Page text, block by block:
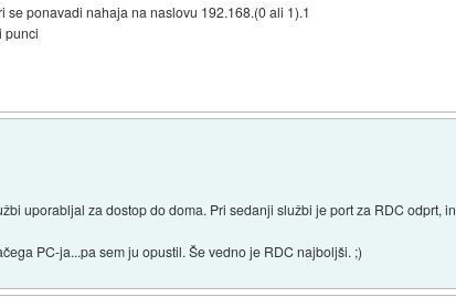
se ponavadi nahaja na naslovu 192.168.(0 ali 1).1
punci
uporabljal za dostop do doma. Pri sedanji službi je port za RDC odprt, in
PC-ja...pa sem ju opustil. Še vedno je RDC najboljši. ;)